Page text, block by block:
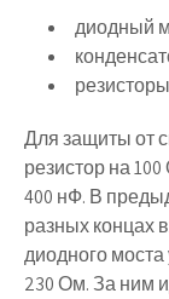
диодный
Для защиты от
резистор на
400 нФ. В
разных концах
диодного
230 Ом. За ним